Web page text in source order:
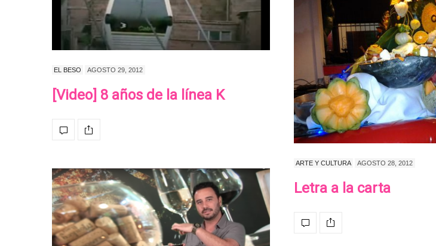
EL BESO AGOSTO 29, 2012
[Video] 8 años de la línea K
ARTE Y CULTURA AGOSTO 28, 2012
Letra a la carta